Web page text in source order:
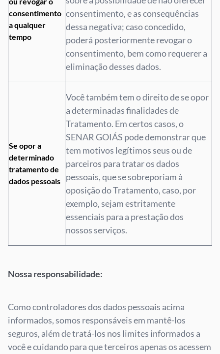
consentimento
a qualquer
tempo
consentimento, e as consequências
dessa negativa; caso concedido,
poderá posteriormente revogar o
consentimento, bem como requerer a
eliminação desses dados.
Se opor a
determinado
tratamento de
dados pessoais
Você também tem o direito de se opor
a determinadas finalidades de
Tratamento. Em certos casos, o
SENAR GOIÁS pode demonstrar que
tem motivos legítimos seus ou de
parceiros para tratar os dados
pessoais, que se sobreporiam à
oposição do Tratamento, caso, por
exemplo, sejam estritamente
essenciais para a prestação dos
nossos serviços.
Nossa responsabilidade:
Como controladores dos dados pessoais acima
informados, somos responsáveis em mantê-los
seguros, além de tratá-los nos limites informados a
você e cuidando para que terceiros apenas os acessem